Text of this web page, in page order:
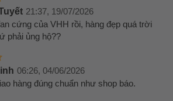
21:37, 19/07/2026
cứng của VHH rồi, hàng đẹp quá trời
phải ủng hộ??
06:26, 04/06/2026
hàng đúng chuẩn như shop báo.